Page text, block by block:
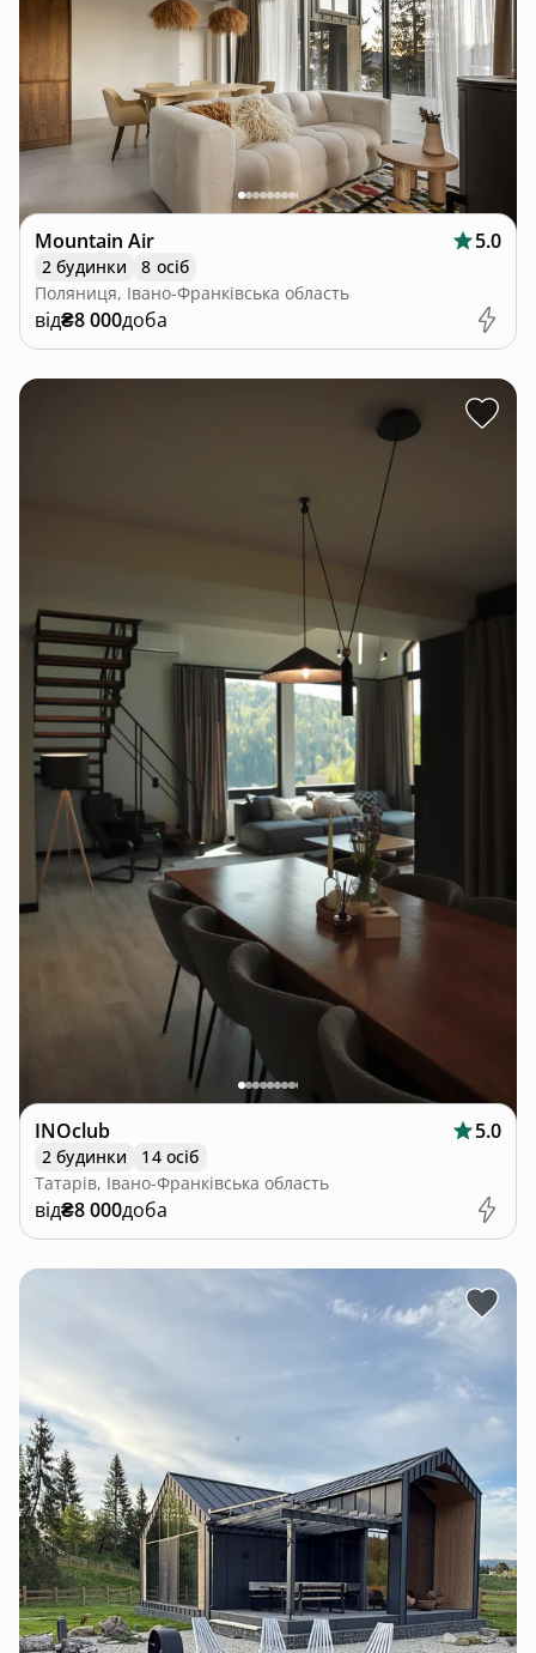
Mountain Air 5.0
2 будинки
8 осіб
Поляниця, Івано-Франківська область
від₴8 000доба
INOclub 5.0
2 будинки
14 осіб
Татарів, Івано-Франківська область
від₴8 000доба